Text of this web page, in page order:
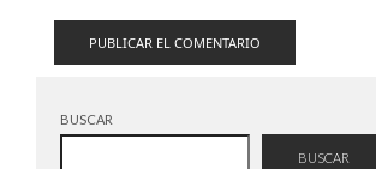
BUSCAR
BUSCAR